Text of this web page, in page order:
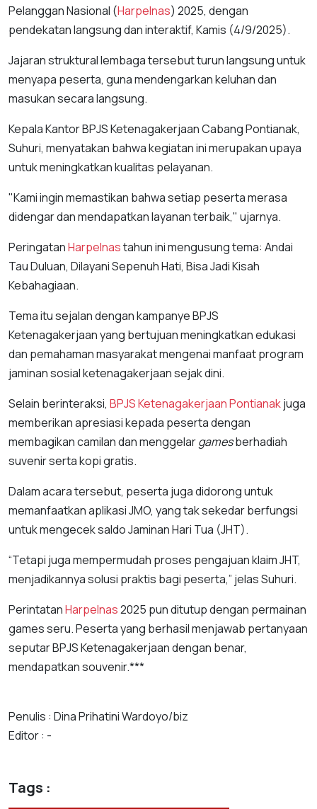
Pelanggan Nasional (Harpelnas) 2025, dengan
pendekatan langsung dan interaktif, Kamis (4/9/2025).
Jajaran struktural lembaga tersebut turun langsung untuk
menyapa peserta, guna mendengarkan keluhan dan
masukan secara langsung.
Kepala Kantor BPJS Ketenagakerjaan Cabang Pontianak,
Suhuri, menyatakan bahwa kegiatan ini merupakan upaya
untuk meningkatkan kualitas pelayanan.
"Kami ingin memastikan bahwa setiap peserta merasa
didengar dan mendapatkan layanan terbaik," ujarnya.
PeringatanHarpelnastahun ini mengusung tema: Andai
Tau Duluan, Dilayani Sepenuh Hati, Bisa Jadi Kisah
Kebahagiaan.
Tema itu sejalan dengan kampanye BPJS
Ketenagakerjaan yang bertujuan meningkatkan edukasi
dan pemahaman masyarakat mengenai manfaat program
jaminan sosial ketenagakerjaan sejak dini.
Selain berinteraksi, BPJS Ketenagakerjaan Pontianakjuga
memberikan apresiasi kepada peserta dengan
membagikan camilan dan menggelargamesberhadiah
suvenir serta kopi gratis.
Dalam acara tersebut, peserta juga didorong untuk
memanfaatkan aplikasi JMO, yang tak sekedar berfungsi
untuk mengecek saldo Jaminan Hari Tua (JHT).
“Tetapi juga mempermudah proses pengajuan klaim JHT,
menjadikannya solusi praktis bagi peserta,” jelas Suhuri.
PerintatanHarpelnas2025 pun ditutup dengan permainan
games seru. Peserta yang berhasil menjawab pertanyaan
seputar BPJS Ketenagakerjaan dengan benar,
mendapatkan souvenir.***
Penulis : Dina Prihatini Wardoyo/biz
Editor : -
Tags :